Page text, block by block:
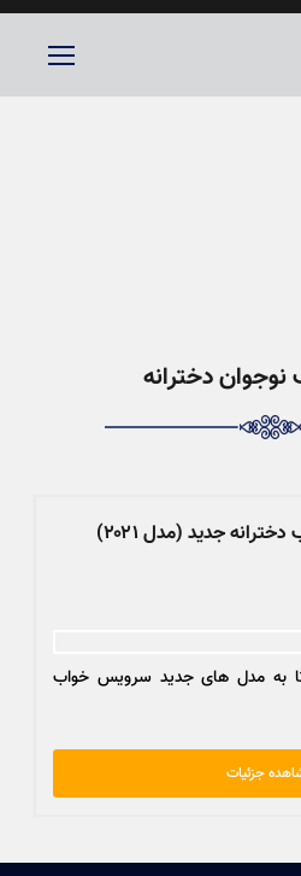
دخترانه
جدید (مدل ۲۰۲۱)
به مدل های جدید سرویس خواب
جزئیات